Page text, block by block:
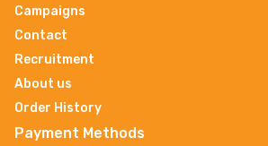
Campaigns
Contact
Recruitment
About us
Order History
Payment Methods